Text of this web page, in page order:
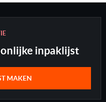
inpaklijst
MAKEN